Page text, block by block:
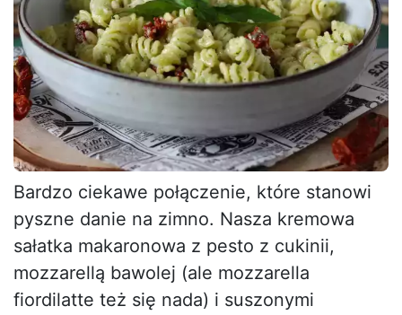
Bardzo ciekawe połączenie, które stanowi
pyszne danie na zimno. Nasza kremowa
sałatka makaronowa z pesto z cukinii,
mozzarellą bawolej (ale mozzarella
fiordilatte też się nada) i suszonymi